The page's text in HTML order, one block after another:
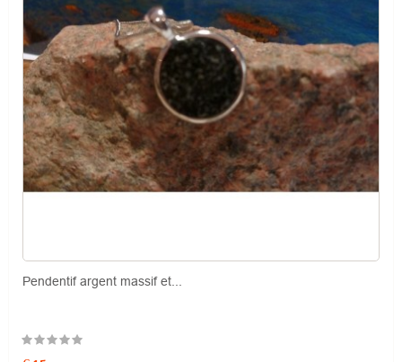
Pendentif argent massif et...